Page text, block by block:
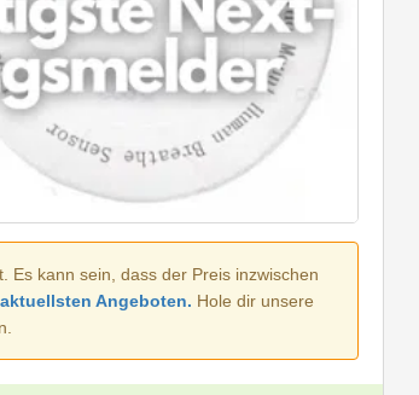
Es kann sein, dass der Preis inzwischen
Angeboten. Hole dir unsere